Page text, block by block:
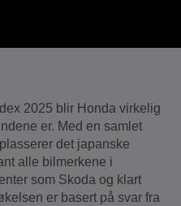
2025 blir Honda virkelig
er. Med en samlet
det japanske
alle bilmerkene i
som Skoda og klart
er basert på svar fra